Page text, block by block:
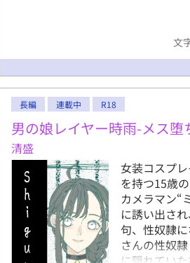
文
長編 連載中 R18
男の娘レイヤー時雨-メス堕
清盛
女装コスプ
を持つ15歳
カメラマン“
に誘い出さ
句、性奴隷
さんの性奴